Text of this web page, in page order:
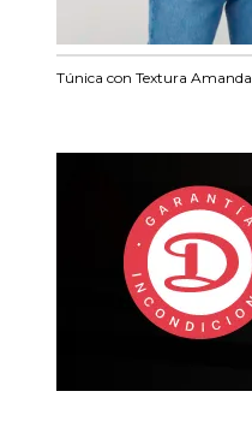
Túnica con Textura Amanda